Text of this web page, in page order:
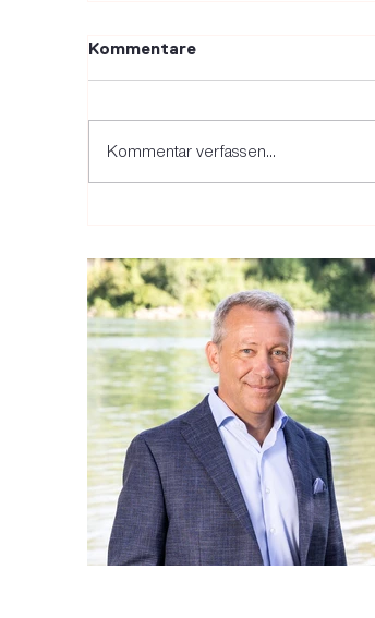
Energiewende vorankommt.
Kommentare
Kommentar verfassen...